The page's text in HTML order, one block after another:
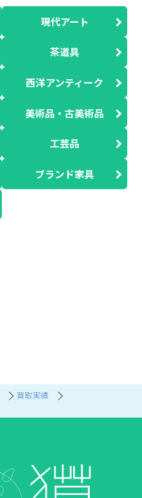
買取実績
現代アート
茶道具
西洋アンティーク
美術品・古美術品
工芸品
ブランド家具